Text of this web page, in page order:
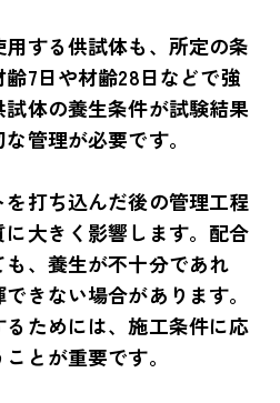
する供試体も、所定の条
7日や材齢28日などで強
体の養生条件が試験結果
管理が必要です。
打ち込んだ後の管理工程
大きく影響します。配合
、養生が不十分であれ
きない場合があります。
ためには、施工条件に応
とが重要です。